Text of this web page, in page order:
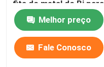
fita do metal do Bi para
ligas morrem aço
Melhor preço
Fale Conosco